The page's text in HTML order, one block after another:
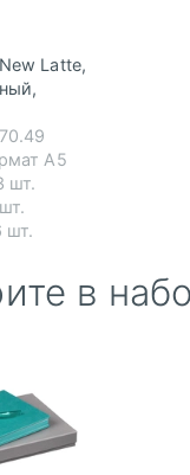
Latte,
А5
шт.
шт.
в